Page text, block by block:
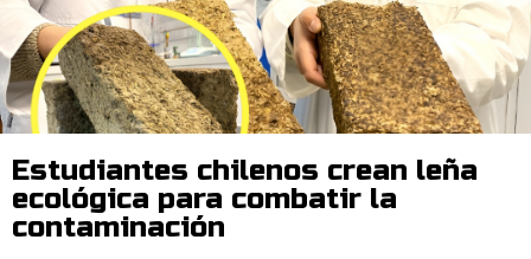
Estudiantes chilenos crean leña
ecológica para combatir la
contaminación